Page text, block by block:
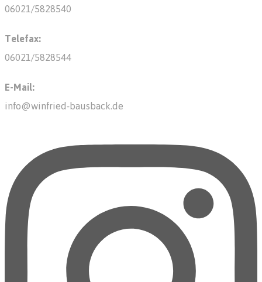
06021/5828540
Telefax:
06021/5828544
E-Mail:
info@winfried-bausback.de